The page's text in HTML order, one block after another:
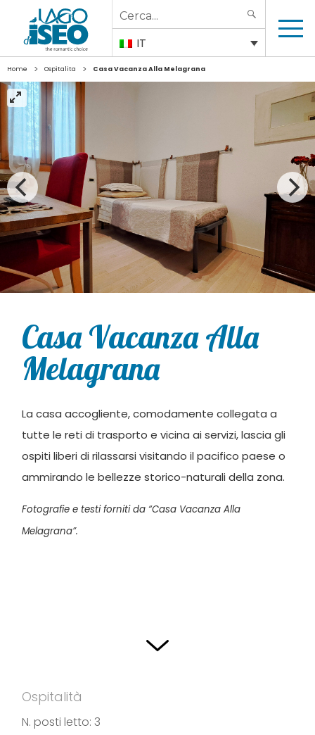
Search
for:
IT
Home > Ospitalita > Casa Vacanza Alla Melagrana
Casa Vacanza Alla
Melagrana
La casa accogliente, comodamente collegata a
tutte le reti di trasporto e vicina ai servizi, lascia gli
ospiti liberi di rilassarsi visitando il pacifico paese o
ammirando le bellezze storico-naturali della zona.
Fotografie e testi forniti da “Casa Vacanza Alla
Melagrana”.
Ospitalità
N. posti letto: 3